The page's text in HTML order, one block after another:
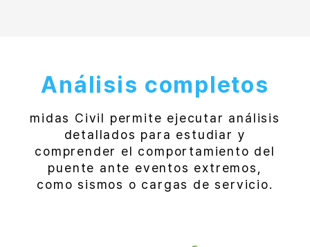
Análisis completos
midas Civil permite ejecutar análisis
detallados para estudiar y
comprender el comportamiento del
puente ante eventos extremos,
como sismos o cargas de servicio.